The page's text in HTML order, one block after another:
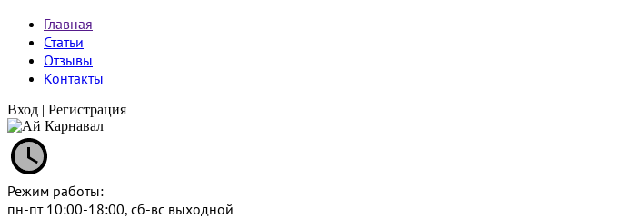
Главная
Статьи
Отзывы
Контакты
Вход | Регистрация
Режим работы:
пн-пт 10:00-18:00, сб-вс выходной